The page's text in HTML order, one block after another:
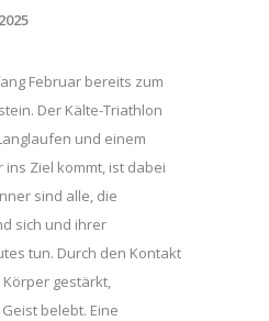
Februar bereits zum
Der Kälte-Triathlon
und einem
ins Ziel kommt, ist dabei
sind alle, die
sich und ihrer
tun. Durch den Kontakt
gestärkt,
belebt. Eine